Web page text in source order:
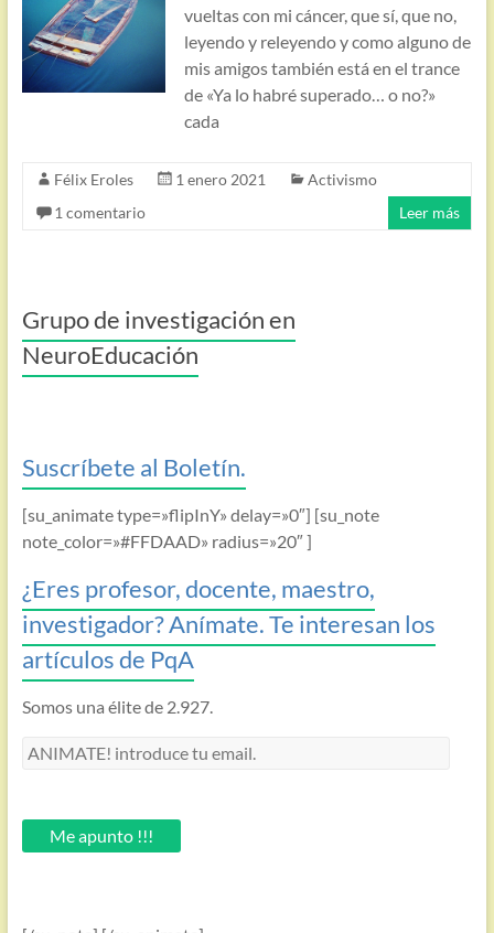
vueltas con mi cáncer, que sí, que no,
leyendo y releyendo y como alguno de
mis amigos también está en el trance
de «Ya lo habré superado… o no?»
cada
Félix Eroles 1 enero 2021
Activismo
1 comentario
Leer más
Grupo de investigación en
NeuroEducación
Suscríbete al Boletín.
[su_animate type=»flipInY» delay=»0″] [su_note
note_color=»#FFDAAD» radius=»20″ ]
¿Eres profesor, docente, maestro,
investigador? Anímate. Te interesan los
artículos de PqA
Somos una élite de 2.927.
ANIMATE!
email.Me apunto !!!